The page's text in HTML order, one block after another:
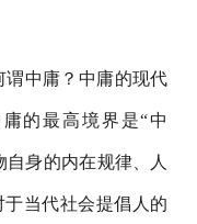
谓中庸？中庸的现代
的最高境界是“中
自身的内在规律、人
当代社会提倡人的